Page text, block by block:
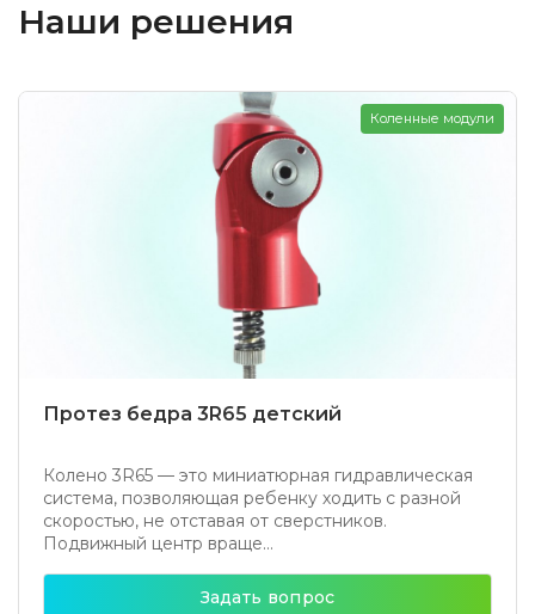
Наши решения
Протез бедра 3R65 детский
Колено 3R65 — это миниатюрная гидравлическая
система, позволяющая ребенку ходить с разной
скоростью, не отставая от сверстников.
Подвижный центр враще...
Коленные модули
Задать вопрос